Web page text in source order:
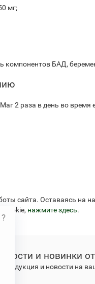
мг;
компонентов БАД,
2 раза в день во
сайта. Оставаясь на
cookie, нажмите здесь.
Новости и новинки
и новости на
?